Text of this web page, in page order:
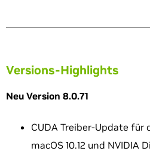
Versions-Highlights
Neu Version 8.0.71
CUDA Treiber-Update für
macOS 10.12 und NVIDIA